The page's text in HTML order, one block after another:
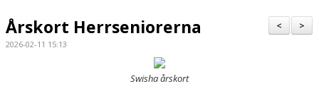
KLUBBSHOP
>
<
Årskort Herrseniorerna
2026-02-11 15:13
Swisha årskort